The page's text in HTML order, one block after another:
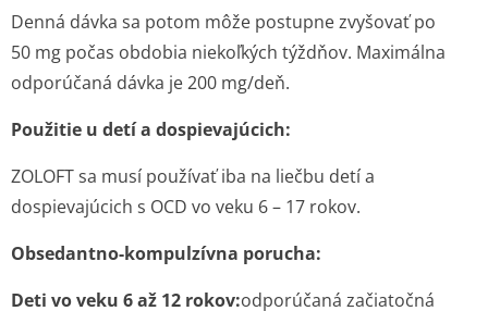
Denná dávka sa potom môže postupne zvyšovať po
50 mg počas obdobia niekoľkých týždňov. Maximálna
odporúčaná dávka je 200 mg/deň.
Použitie u detí a dospievajúcich:
ZOLOFT sa musí používať iba na liečbu detí a
dospievajúcich s OCD vo veku 6 – 17 rokov.
Obsedantno-kompulzívna porucha:
Deti vo veku 6 až 12 rokov:odpo­rúčaná začiatočná